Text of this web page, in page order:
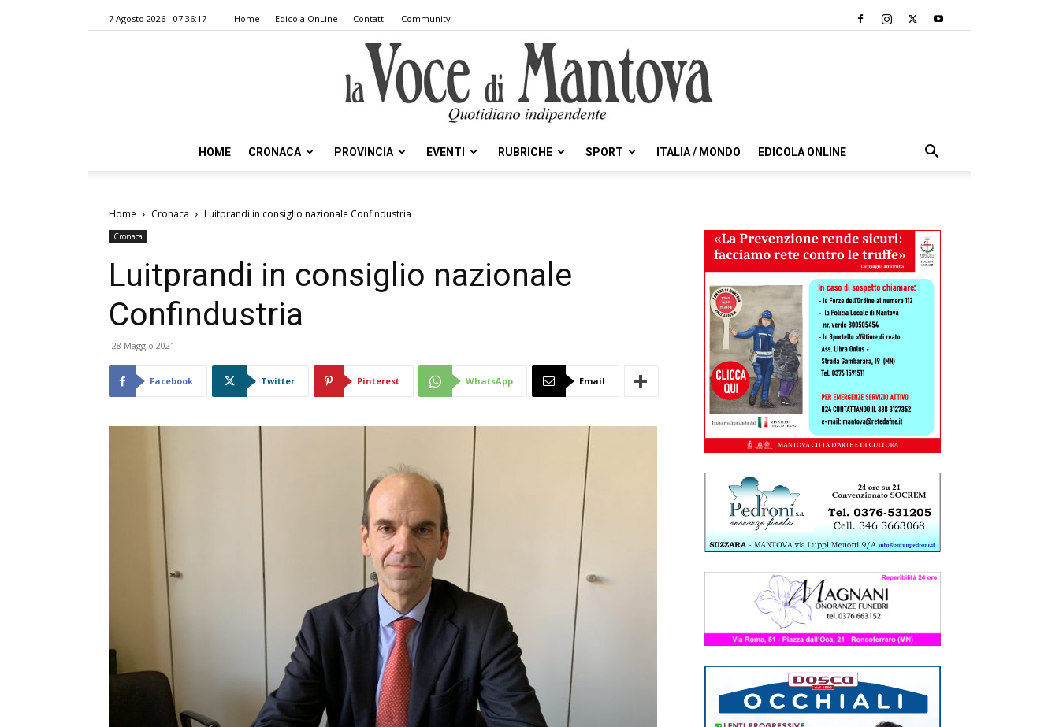
7 Agosto 2026 - 07:36:17 Home Edicola OnLine Contatti Community
Voce
HOME CRONACA PROVINCIA EVENTI RUBRICHE SPORT ITALIA / MONDO EDICOLA ONLINE
Home Cronaca Luitprandi in consiglio nazionale Confindustria
Cronaca
Luitprandi in consiglio nazionale
Confindustria
28 Maggio 2021
Facebook Twitter Pinterest WhatsApp Email